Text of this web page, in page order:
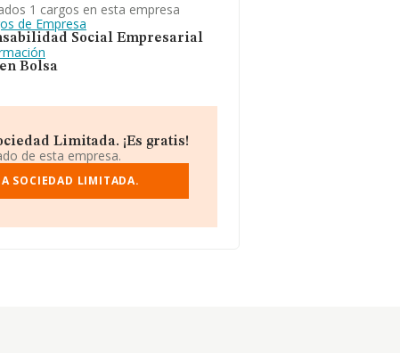
1 cargos en esta empresa
de Empresa
Social Empresarial
Bolsa
Limitada. ¡Es gratis!
de esta empresa.
SOCIEDAD LIMITADA.